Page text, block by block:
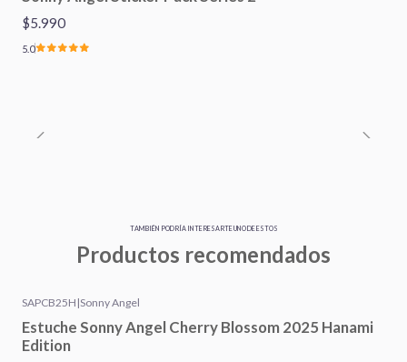
$5.990
5.0
TAMBIÉN PODRÍA INTERESARTE UNO DE ESTOS
Productos recomendados
SAPCB25H |Sonny Angel
Estuche Sonny Angel Cherry Blossom 2025 Hanami
Edition